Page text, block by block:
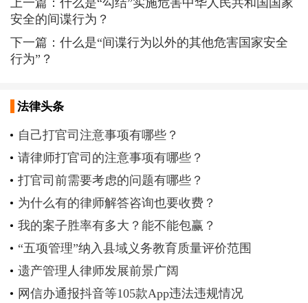
安全的间谍行为？
下一篇：什么是“间谍行为以外的其他危害国家安全
行为”？
法律头条
自己打官司注意事项有哪些？
请律师打官司的注意事项有哪些？
打官司前需要考虑的问题有哪些？
为什么有的律师解答咨询也要收费？
我的案子胜率有多大？能不能包赢？
“五项管理”纳入县域义务教育质量评价范围
遗产管理人律师发展前景广阔
网信办通报抖音等105款App违法违规情况